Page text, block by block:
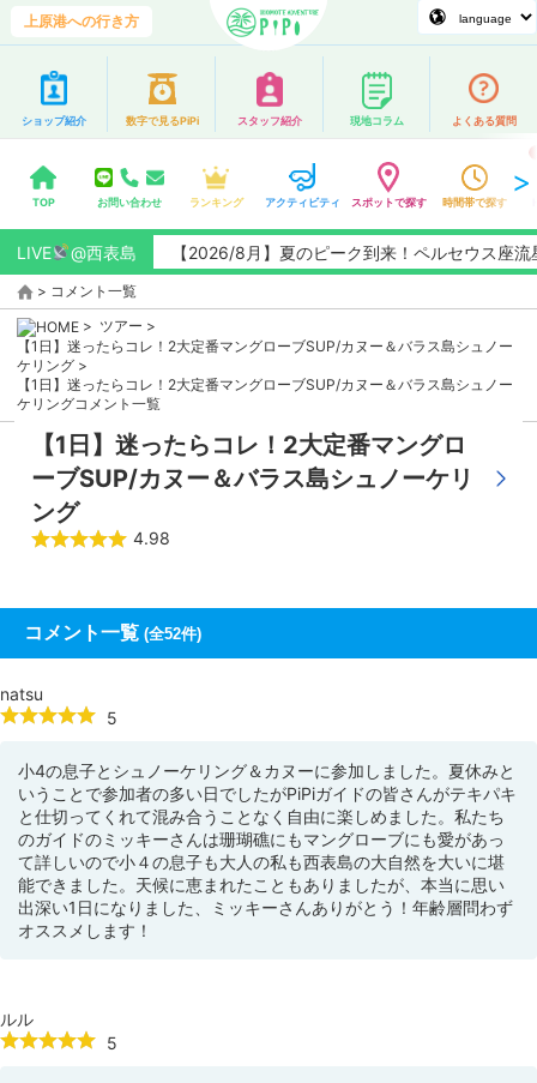
上原港への行き方
ショップ紹介 数字で見るPiPi スタッフ紹介 現地コラム よくある質問
TOP お問い合わせ ランキング アクティビティ スポットで探す 時間帯で探す
LIVE @西表島【2026/8月】夏のピーク到来！ペルセウス座流星群
> コメント一覧
> ツアー >
【1日】迷ったらコレ！2大定番マングローブSUP/カヌー＆バラス島シュノー
ケリング >
【1日】迷ったらコレ！2大定番マングローブSUP/カヌー＆バラス島シュノー
ケリングコメント一覧
【1日】迷ったらコレ！2大定番マングロ
ーブSUP/カヌー＆バラス島シュノーケリ
ング
4.98
コメント一覧 (全52件)
natsu
5
小4の息子とシュノーケリング＆カヌーに参加しました。夏休みと
いうことで参加者の多い日でしたがPiPiガイドの皆さんがテキパキ
と仕切ってくれて混み合うことなく自由に楽しめました。私たち
のガイドのミッキーさんは珊瑚礁にもマングローブにも愛があっ
て詳しいので小４の息子も大人の私も西表島の大自然を大いに堪
能できました。天候に恵まれたこともありましたが、本当に思い
出深い1日になりました、ミッキーさんありがとう！年齢層問わず
オススメします！
ルル
5